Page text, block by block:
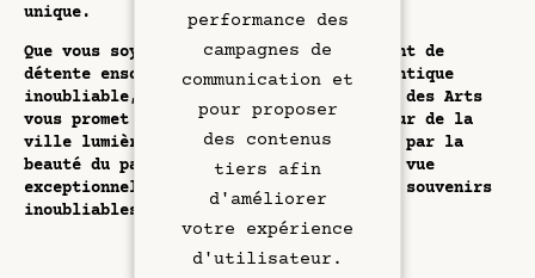
Bar Rooftop
Restaurant
Art & Culture
Réunions
Hôtel & Services
unique.
Que vous soyez à la recherche d'un moment de
détente ensoleillé ou d'une soirée romantique
inoubliable, le rooftop de l'Hôtel Dame des Arts
vous promet des instants magiques au cœur de la
ville lumière. Laissez-vous transporter par la
beauté du panorama et profitez de cette vue
exceptionnelle sur Paris pour créer des souvenirs
inoubliables.
performance des
campagnes de
communication et
pour proposer
des contenus
tiers afin
d'améliorer
votre expérience
d'utilisateur.